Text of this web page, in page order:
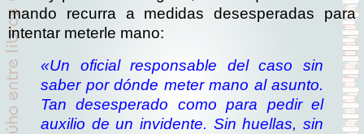
mando recurra a medidas desesperadas para
intentar meterle mano:
«Un oficial responsable del caso sin
saber por dónde meter mano al asunto.
Tan desesperado como para pedir el
auxilio de un invidente. Sin huellas, sin